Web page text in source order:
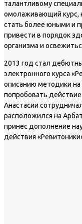
талантливому
омолаживающий курс,
стать более юными и
привести в порядок
организма и
2013 год стал
электронного курса
описанию методики
попробовать
Анастасии
расположился на
принес дополнение
действия